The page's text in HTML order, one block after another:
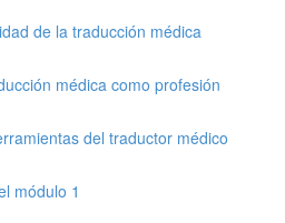
de la traducción médica
médica como profesión
del traductor médico
módulo 1